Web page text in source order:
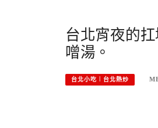
台北宵夜的
噌湯。
台北小吃︱台北熱炒